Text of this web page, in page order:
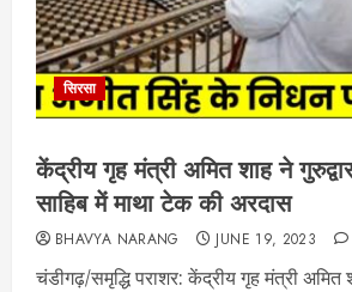
सिरसा
केंद्रीय गृह मंत्री अमित शाह ने
साहिब में माथा टेक की अरदास
BHAVYA NARANG JUNE 19, 2023
चंडीगढ़/समृद्धि पराशर: केंद्रीय गृह मंत्री अमित